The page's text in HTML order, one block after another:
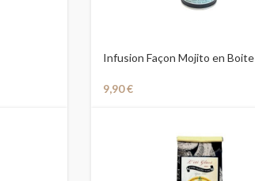
Infusion Façon Mojito en Boite
9,90€